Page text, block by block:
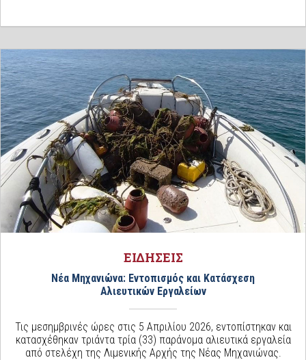
ΕΙΔΗΣΕΙΣ
Νέα Μηχανιώνα: Εντοπισμός και Κατάσχεση
Αλιευτικών Εργαλείων
Τις μεσημβρινές ώρες στις 5 Απριλίου 2026, εντοπίστηκαν και
κατασχέθηκαν τριάντα τρία (33) παράνομα αλιευτικά εργαλεία
από στελέχη της Λιμενικής Αρχής της Νέας Μηχανιώνας.